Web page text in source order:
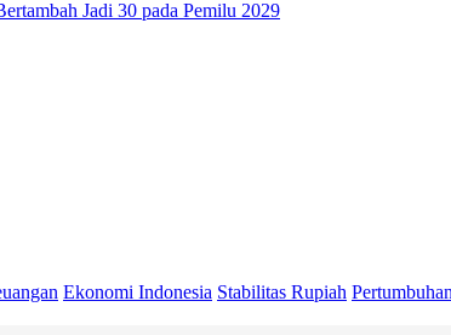
Jadi 30 pada Pemilu 2029
Ekonomi Indonesia Stabilitas Rupiah